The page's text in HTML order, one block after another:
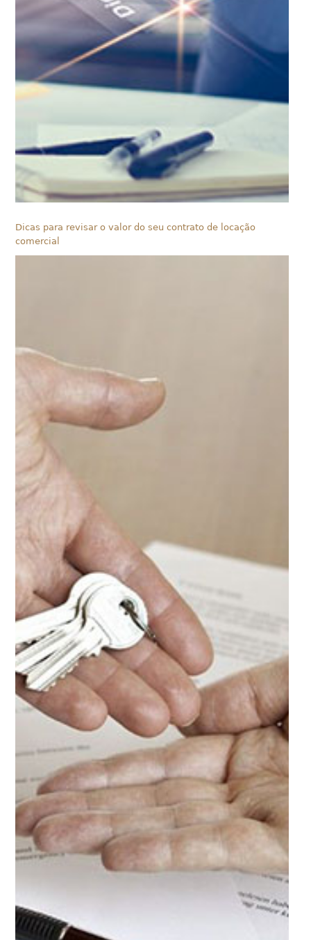
Dicas para revisar o valor do seu contrato de locação
comercial